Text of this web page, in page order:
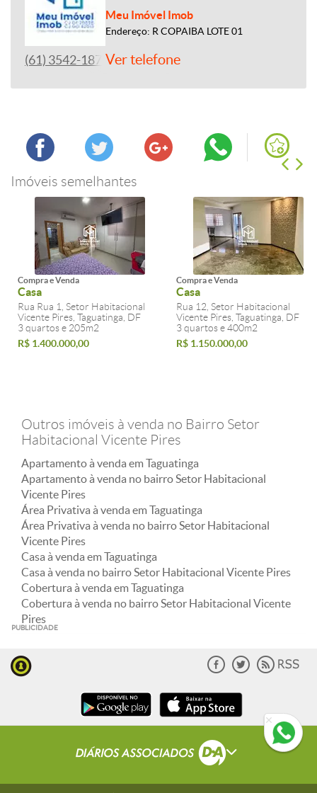
Meu Imóvel Imob
Endereço: R COPAIBA LOTE 01
(61) 3542-1877Ver telefone
Imóveis semelhantes
Compra e Venda
Casa
Rua Rua 1, Setor Habitacional
Vicente Pires, Taguatinga, DF
3 quartos e 205m2
R$ 1.400.000,00
Compra e Venda
Casa
Rua 12, Setor Habitacional
Vicente Pires, Taguatinga, DF
3 quartos e 400m2
R$ 1.150.000,00
Outros imóveis à venda no Bairro Setor
Habitacional Vicente Pires
Apartamento à venda em Taguatinga
Apartamento à venda no bairro Setor Habitacional
Vicente Pires
Área Privativa à venda em Taguatinga
Área Privativa à venda no bairro Setor Habitacional
Vicente Pires
Casa à venda em Taguatinga
Casa à venda no bairro Setor Habitacional Vicente Pires
Cobertura à venda em Taguatinga
Cobertura à venda no bairro Setor Habitacional Vicente
Pires
PUBLICIDADE